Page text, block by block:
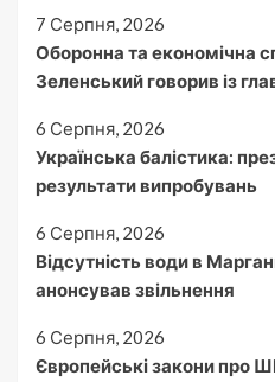
7 Серпня, 2026
Оборонна та економічна
Зеленський говорив із
6 Серпня, 2026
Українська балістика:
результати випробувань
6 Серпня, 2026
Відсутність води в
анонсував звільнення
6 Серпня, 2026
Європейські закони про